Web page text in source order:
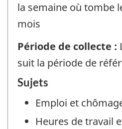
la semaine où tombe
mois
Période de collecte :
suit la période de
Sujets
Emploi et
Heures de travail